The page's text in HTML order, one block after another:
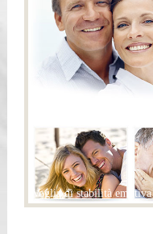
Voglia di stabilità emotiva